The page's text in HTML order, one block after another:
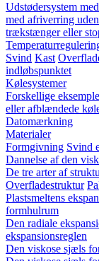
Udstødersystem
med afriverring
trækstænger eller
Svind Kast
indløbspunktet
Kølesystemer
Forskellige
eller afblændede
Datomærkning
Materialer
Formgivning Svind
Dannelse af den
De tre arter af
Overfladestruktur
Plastsmeltens
formhulrum
Den radiale
ekspansionsreglen
Den viskose sjæls